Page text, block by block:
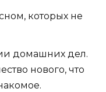
которых не
домашних дел.
нового, что